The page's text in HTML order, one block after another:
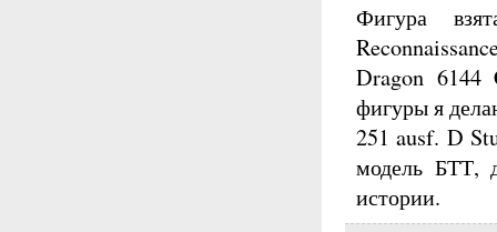
Фигура
Dragon 6144
фигуры я
251 ausf. D
модель БТТ,
истории.